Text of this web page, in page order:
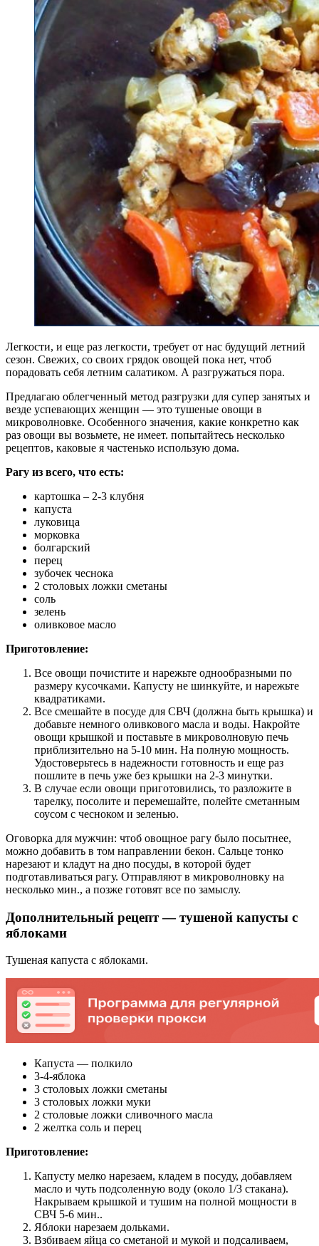
Легкости, и еще раз легкости, требует от нас будущий летний
сезон. Свежих, со своих грядок овощей пока нет, чтоб
порадовать себя летним салатиком. А разгружаться пора.
Предлагаю облегченный метод разгрузки для супер занятых и
везде успевающих женщин — это тушеные овощи в
микроволновке. Особенного значения, какие конкретно как
раз овощи вы возьмете, не имеет. попытайтесь несколько
рецептов, каковые я частенько использую дома.
Рагу из всего, что есть:
картошка – 2-3 клубня
капуста
луковица
морковка
болгарский
перец
зубочек чеснока
2 столовых ложки сметаны
соль
зелень
оливковое масло
Приготовление:
Все овощи почистите и нарежьте однообразными по
размеру кусочками. Капусту не шинкуйте, и нарежьте
квадратиками.
Все смешайте в посуде для СВЧ (должна быть крышка) и
добавьте немного оливкового масла и воды. Накройте
овощи крышкой и поставьте в микроволновую печь
приблизительно на 5-10 мин. На полную мощность.
Удостоверьтесь в надежности готовность и еще раз
пошлите в печь уже без крышки на 2-3 минутки.
В случае если овощи приготовились, то разложите в
тарелку, посолите и перемешайте, полейте сметанным
соусом с чесноком и зеленью.
Оговорка для мужчин: чтоб овощное рагу было посытнее,
можно добавить в том направлении бекон. Сальце тонко
нарезают и кладут на дно посуды, в которой будет
подготавливаться рагу. Отправляют в микроволновку на
несколько мин., а позже готовят все по замыслу.
Дополнительный рецепт — тушеной капусты с
яблоками
Тушеная капуста с яблоками.
Капуста — полкило
3-4-яблока
3 столовых ложки сметаны
3 столовых ложки муки
2 столовые ложки сливочного масла
2 желтка соль и перец
Приготовление:
Капусту мелко нарезаем, кладем в посуду, добавляем
масло и чуть подсоленную воду (около 1/3 стакана).
Накрываем крышкой и тушим на полной мощности в
СВЧ 5-6 мин..
Яблоки нарезаем дольками.
Взбиваем яйца со сметаной и мукой и подсаливаем,